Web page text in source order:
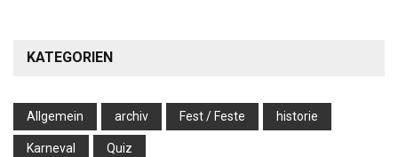
KATEGORIEN
Allgemein archiv Fest / Feste historie
Karneval Quiz